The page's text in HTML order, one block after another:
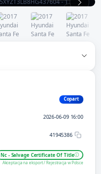
Copart
2026-06-09 16:00
41945386
Nc - Salvage Certificate Of Title
Akceptacja na eksport / Rejestracja w Polsce